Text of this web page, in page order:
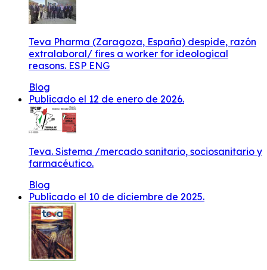
Teva Pharma (Zaragoza, España) despide, razón
extralaboral/ fires a worker for ideological
reasons. ESP ENG
Blog
Publicado el 12 de enero de 2026.
Teva. Sistema /mercado sanitario, sociosanitario y
farmacéutico.
Blog
Publicado el 10 de diciembre de 2025.